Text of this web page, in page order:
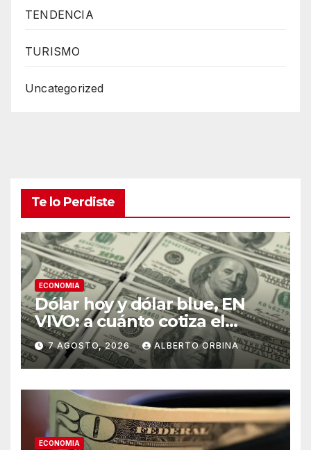
TENDENCIA
TURISMO
Uncategorized
Te lo Perdiste
ECONOMIA
Dólar hoy y dólar blue, EN
VIVO: a cuánto cotiza el
oficial y cuál es el precio del
paralelo este viernes 7 de
agosto, minuto a minuto
7 AGOSTO, 2026 ALBERTO ORBINA
ECONOMIA